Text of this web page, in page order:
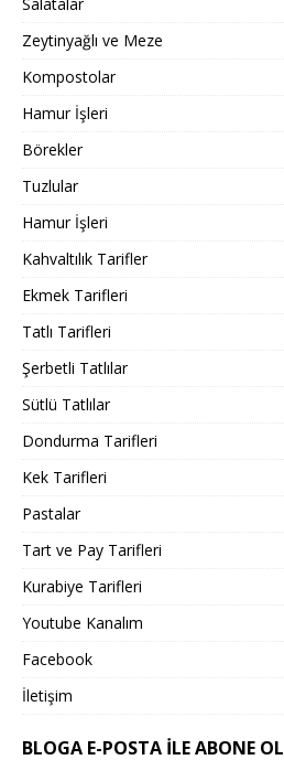
Zeytinyağlı ve Meze
Kompostolar
Hamur İşleri
Börekler
Tuzlular
Hamur İşleri
Kahvaltılık Tarifler
Ekmek Tarifleri
Tatlı Tarifleri
Şerbetli Tatlılar
Sütlü Tatlılar
Dondurma Tarifleri
Kek Tarifleri
Pastalar
Tart ve Pay Tarifleri
Kurabiye Tarifleri
Youtube Kanalım
Facebook
İletişim
BLOGA E-POSTA ILE ABONE OL